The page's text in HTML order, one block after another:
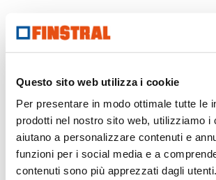
Questo sito web utilizza i cookie
Per presentare in modo ottimale tutte le
prodotti nel nostro sito web, utilizziamo i
aiutano a personalizzare contenuti e
funzioni per i social media e a
contenuti sono più apprezzati dagli
© Finstral SpA
Cod. fisc./nr. registro imprese Bolzano:
Part. IVA: IT00122260219
Note legali
Privacy Cookies